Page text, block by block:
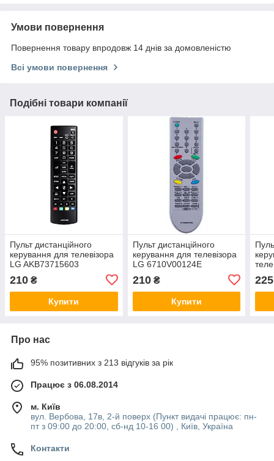
Умови повернення
Повернення товару впродовж 14 днів за домовленістю
Всі умови повернення
Подібні товари компанії
Пульт дистанційного
керування для телевізора
LG AKB73715603
210 ₴
Купити
Пульт дистанційного
керування для телевізора
LG 6710V00124E
210₴
Купити
225
Про нас
95% позитивних з 213 відгуків за рік
Працює з 06.08.2014
м. Київ
вул. Вербова, 17в, 2-й поверх (Пункт видачі працює: пн-
пт з 09:00 до 20:00, сб-нд 10-16 00) , Київ, Україна
Контакти